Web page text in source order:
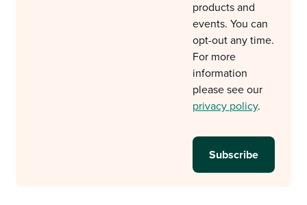
products and
events. You can
opt-out any time.
For more
information
please see our
privacy policy.